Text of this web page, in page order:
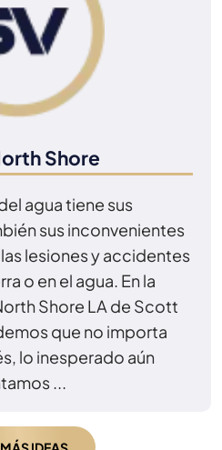
Shore
agua tiene sus
sus inconvenientes
lesiones y accidentes
o en el agua. En la
Shore LA de Scott
que no importa
lo inesperado aún
...